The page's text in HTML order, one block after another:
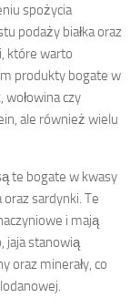
spożycia
podaży białka oraz
które warto
produkty bogate w
wołowina czy
ale również wielu
te bogate w kwasy
sardynki. Te
i mają
jaja stanowią
oraz minerały, co